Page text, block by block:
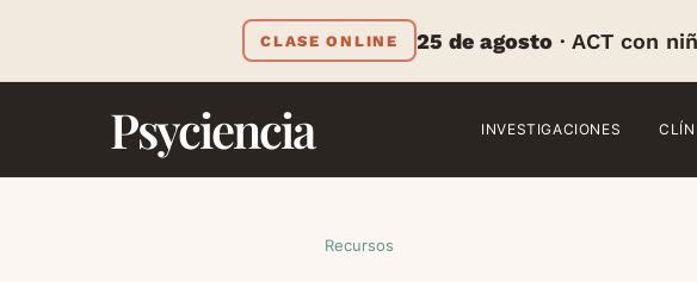
CLASE ONLINE 25 de agosto · ACT con
Psyciencia INVESTIGACIONES
Recursos